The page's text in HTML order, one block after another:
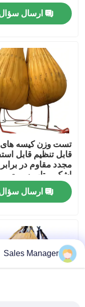
خانه
فیلم های
دربارهی ما
کارخانه تور
کنترل کیفیت
درخواست نقل
کیسه هوا لاستیکی
کوله هوا برای
ارسال
تست وزن کیسه
قابل تنظیم قابل
مجدد مقاوم در برابر
اشک پرتاب سریع
ارسال
Sales Manager